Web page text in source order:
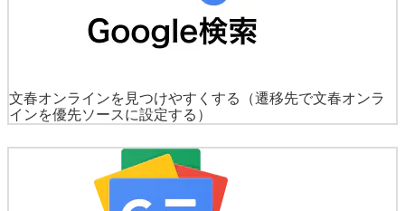
文春オンラインを見つけやすくする
（遷移先で文春オンラ
インを優先ソースに設定する）